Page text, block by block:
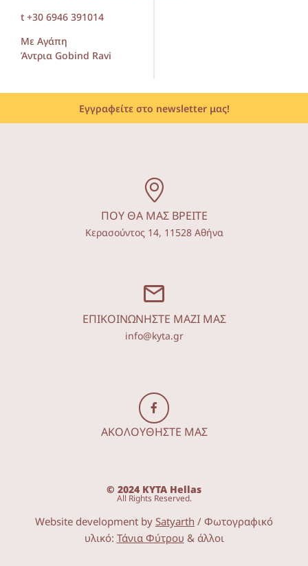
t +30 6946 391014
Με Αγάπη
Άντρια Gobind Ravi
Εγγραφείτε στο newsletter μας!
ΠΟΥ ΘΑ ΜΑΣ ΒΡΕΙΤΕ
Κερασούντος 14, 11528 Αθήνα
ΑΚΟΛΟΥΘΗΣΤΕ ΜΑΣ
ΕΠΙΚΟΙΝΩΝΗΣΤΕ ΜΑΖΙ ΜΑΣ
info@kyta.gr
© 2024 KYTA Hellas
All Rights Reserved.
Website development by Satyarth / Φωτογραφικό
υλικό: Τάνια Φύτρου & άλλοι